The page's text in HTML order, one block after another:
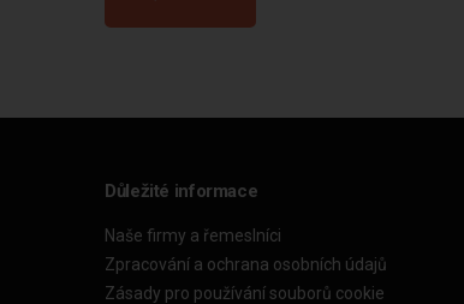
Důležité informace
Naše firmy a řemeslníci
Zpracování a ochrana osobních údajů
Zásady pro používání souborů cookie